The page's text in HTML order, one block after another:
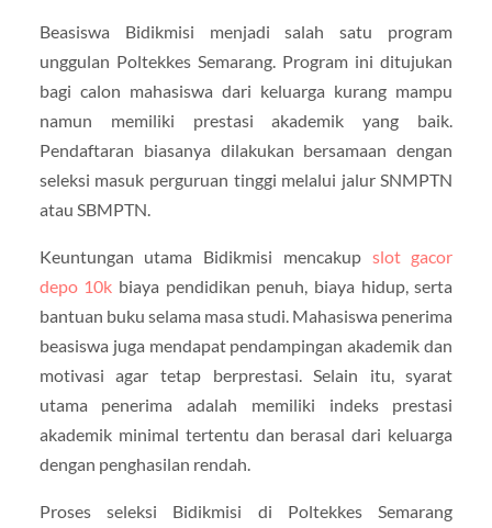
Beasiswa Bidikmisi menjadi salah satu program
unggulan Poltekkes Semarang. Program ini ditujukan
bagi calon mahasiswa dari keluarga kurang mampu
namun memiliki prestasi akademik yang baik.
Pendaftaran biasanya dilakukan bersamaan dengan
seleksi masuk perguruan tinggi melalui jalur SNMPTN
atau SBMPTN.
Keuntungan utama Bidikmisi mencakup slot gacor
depo 10k biaya pendidikan penuh, biaya hidup, serta
bantuan buku selama masa studi. Mahasiswa penerima
beasiswa juga mendapat pendampingan akademik dan
motivasi agar tetap berprestasi. Selain itu, syarat
utama penerima adalah memiliki indeks prestasi
akademik minimal tertentu dan berasal dari keluarga
dengan penghasilan rendah.
Proses seleksi Bidikmisi di Poltekkes Semarang